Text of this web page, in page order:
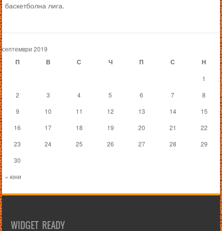
баскетболна лига.
септември 2019
П В С Ч П С Н
« юни
1
2
3 4 5 6 7
8
9
10 11 12 13 14
15
16
17 18 19 20 21
22
23
24 25 26 27 28
29
30
WIDGET READY